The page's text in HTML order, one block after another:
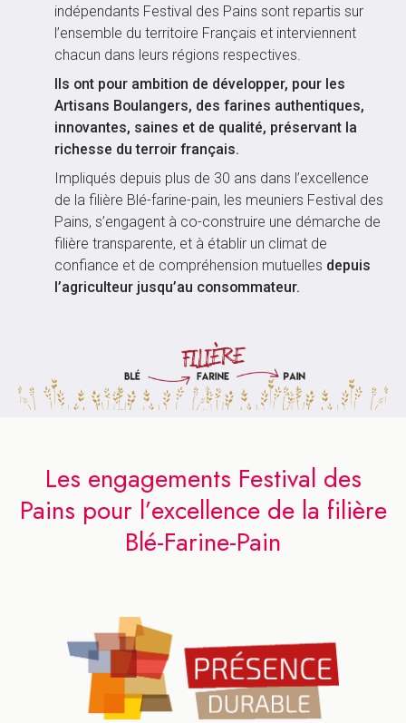
indépendants Festival des Pains sont repartis sur
l’ensemble du territoire Français et interviennent
chacun dans leurs régions respectives.
Ils ont pour ambition de développer, pour les
Artisans Boulangers, des farines authentiques,
innovantes, saines et de qualité, préservant la
richesse du terroir français.
Impliqués depuis plus de 30 ans dans l’excellence
de la filière Blé-farine-pain, les meuniers Festival des
Pains, s’engagent à co-construire une démarche de
filière transparente, et à établir un climat de
confiance et de compréhension mutuelles depuis
l’agriculteur jusqu’au consommateur.
Les engagements Festival des
Pains pour l’excellence de la filière
Blé-Farine-Pain